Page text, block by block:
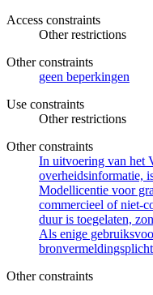
Access constraints
Other restrictions
Other constraints
geen beperkingen
Use constraints
Other restrictions
Other constraints
In uitvoering van het
overheidsinformatie,
Modellicentie voor
commercieel of niet-
duur is toegelaten,
Als enige
Other constraints